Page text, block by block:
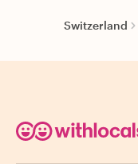
Switzerland